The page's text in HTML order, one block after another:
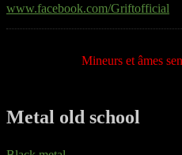
www.facebook.com/Griftofficial
Mineurs et âmes
Metal old school